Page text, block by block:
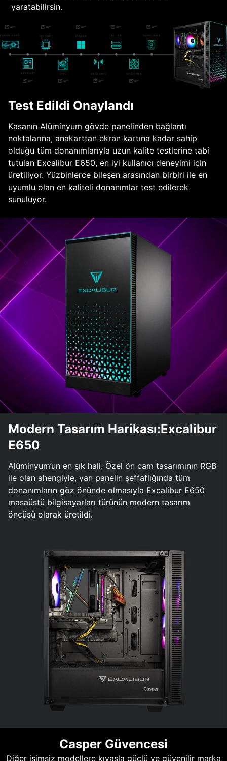
yaratabilirsin.
Test Edildi Onaylandı
Kasanın Alüminyum gövde panelinden bağlantı
noktalarına, anakarttan ekran kartına kadar sahip
olduğu tüm donanımlarıyla uzun kalite testlerine tabi
tutulan Excalibur E650, en iyi kullanıcı deneyimi için
üretiliyor. Yüzbinlerce bileşen arasından birbiri ile en
uyumlu olan en kaliteli donanımlar test edilerek
sunuluyor.
Modern Tasarım Harikası:Excalibur
E650
Alüminyum’un en şık hali. Özel ön cam tasarımının RGB
ile olan ahengiyle, yan panelin şeffaflığında tüm
donanımların göz önünde olmasıyla Excalibur E650
masaüstü bilgisayarları türünün modern tasarım
öncüsü olarak üretildi.
Casper Güvencesi
Diğer isimsiz modellere kıyasla güçlü ve güvenilir marka